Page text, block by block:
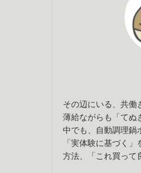
その辺にいる、共働
薄給ながらも「てぬ
中でも、自動調理鍋
「実体験に基づく
方法、「これ買って